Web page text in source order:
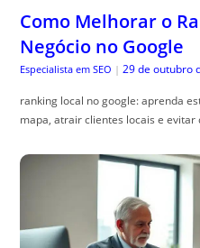
Como Melhorar o
Negócio no Google
Especialista em SEO | 29 de outubro
ranking local no google: aprenda
mapa, atrair clientes locais e evitar